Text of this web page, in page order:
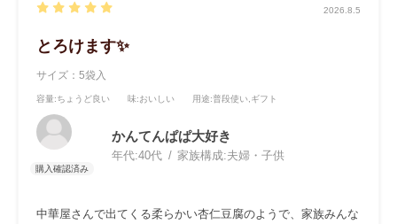
2026.8.5
とろけます✨
サイズ：5袋入
容量:ちょうど良い 味:おいしい 用途:普段使い,ギフト
かんてんぱぱ大好き
年代:40代 家族構成:夫婦・子供
中華屋さんで出てくる柔らかい杏仁豆腐のようで、家族みんな